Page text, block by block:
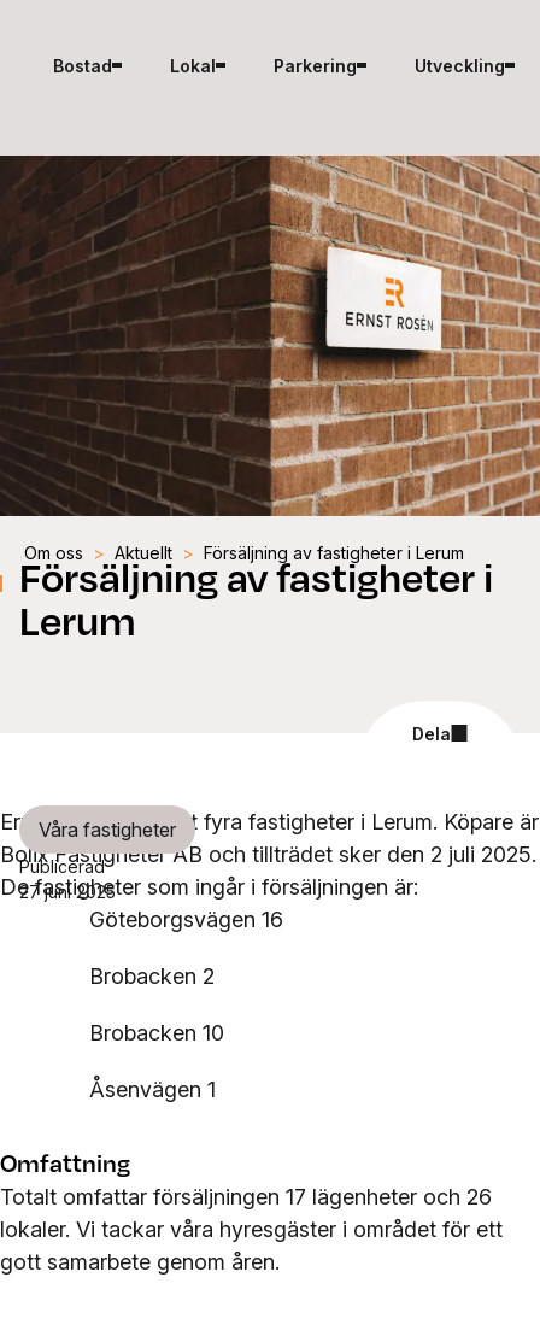
Bostad Lokal Parkering Utveckling
Om oss > Aktuellt > Försäljning av fastigheter i Lerum
Försäljning av fastigheter i
Lerum
Dela
Våra fastigheter
Publicerad
27 juni 2025
Ernst Rosén har sålt fyra fastigheter i Lerum. Köpare är
Bolix Fastigheter AB och tillträdet sker den 2 juli 2025.
De fastigheter som ingår i försäljningen är:
Göteborgsvägen 16
Brobacken 2
Brobacken 10
Åsenvägen 1
Omfattning
Totalt omfattar försäljningen 17 lägenheter och 26
lokaler. Vi tackar våra hyresgäster i området för ett
gott samarbete genom åren.